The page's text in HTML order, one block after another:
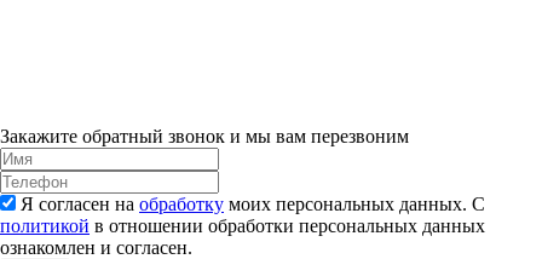
Закажите обратный звонок и мы вам перезвоним
Я согласен на обработку моих персональных данных. С
политикой в отношении обработки персональных данных
ознакомлен и согласен.